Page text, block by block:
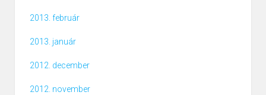
2013. február
2013. január
2012. december
2012. november